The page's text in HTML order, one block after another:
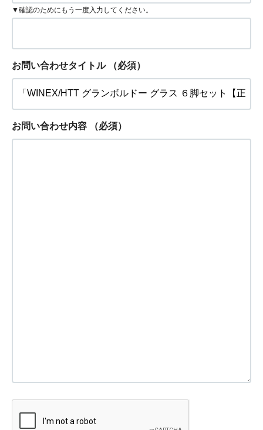
▼確認のためにもう一度入力してください。
お問い合わせタイトル （必須）
お問い合わせ内容 （必須）